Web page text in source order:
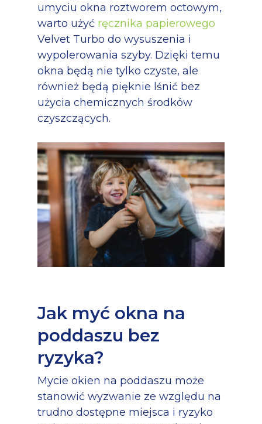
umyciu okna roztworem octowym,
warto użyć ręcznika papierowego
Velvet Turbo do wysuszenia i
wypolerowania szyby. Dzięki temu
okna będą nie tylko czyste, ale
również będą pięknie lśnić bez
użycia chemicznych środków
czyszczących.
Jak myć okna na
poddaszu bez
ryzyka?
Mycie okien na poddaszu może
stanowić wyzwanie ze względu na
trudno dostępne miejsca i ryzyko